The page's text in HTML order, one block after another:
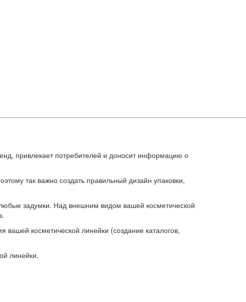
привлекает потребителей и доносит информацию о
так важно создать правильный дизайн упаковки,
задумки. Над внешним видом вашей косметической
вашей косметической линейки (создание каталогов,
линейки.